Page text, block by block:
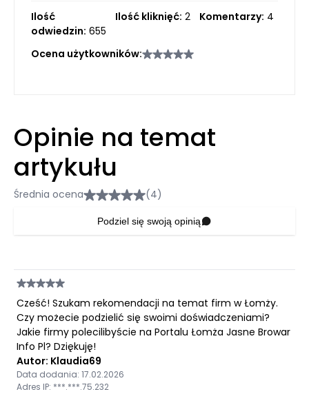
Ilość
odwiedzin: 655
Ilość kliknięć: 2 Komentarzy: 4
Ocena użytkowników:
Opinie na temat
artykułu
Średnia ocena (4)
Podziel się swoją opinią
Cześć! Szukam rekomendacji na temat firm w Łomży.
Czy możecie podzielić się swoimi doświadczeniami?
Jakie firmy polecilibyście na Portalu Łomża Jasne Browar
Info Pl? Dziękuję!
Autor: Klaudia69
Data dodania: 17.02.2026
Adres IP: ***.***.75.232